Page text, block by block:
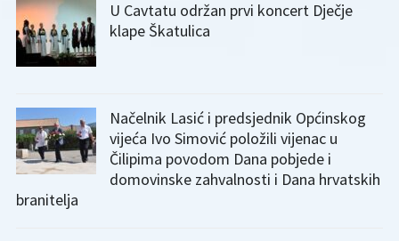
U Cavtatu održan prvi koncert Dječje
klape Škatulica
Načelnik Lasić i predsjednik Općinskog
vijeća Ivo Simović položili vijenac u
Čilipima povodom Dana pobjede i
domovinske zahvalnosti i Dana hrvatskih
branitelja